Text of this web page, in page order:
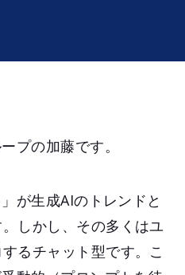
プの加藤です。
が生成AIのトレンドと
しかし、その多くはユ
るチャット型です。こ